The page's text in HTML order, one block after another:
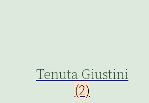
Tenuta Giustini
(2)